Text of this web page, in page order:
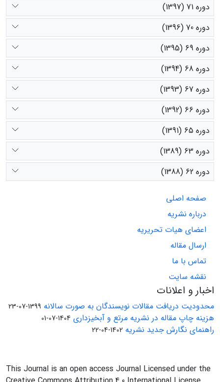
دوره 71 (1397)
دوره 70 (1396)
دوره 69 (1395)
دوره 68 (1394)
دوره 67 (1393)
دوره 66 (1392)
دوره 65 (1391)
دوره 63 (1389)
دوره 62 (1388)
صفحه اصلی
درباره نشریه
اعضای هیات تحریریه
ارسال مقاله
تماس با ما
نقشه سایت
اخبار و اعلانات
محدودیت دریافت مقالات نویسندگان به صورت سالانه 1399-07-23
هزینه چاپ مقاله در نشریه مرتع و آبخیزداری 1404-07-01
راهنمای نگارش جدید نشریه 1402-04-22
This Journal is an open access Journal Licensed under the